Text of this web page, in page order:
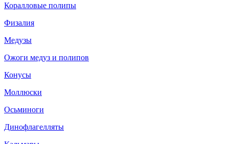
Коралловые полипы
Физалия
Медузы
Ожоги медуз и полипов
Конусы
Моллюски
Осьминоги
Динофлагелляты